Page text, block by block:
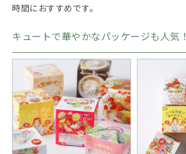
時間におすすめです。
キュートで華やかなパッケージも人気！